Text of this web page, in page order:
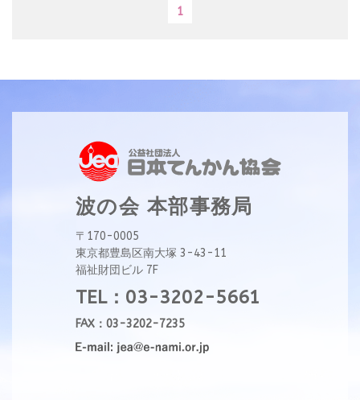
1
波の会 本部事務局
〒170-0005
東京都豊島区南大塚 3-43-11
福祉財団ビル 7F
TEL：03-3202-5661
FAX：03-3202-7235